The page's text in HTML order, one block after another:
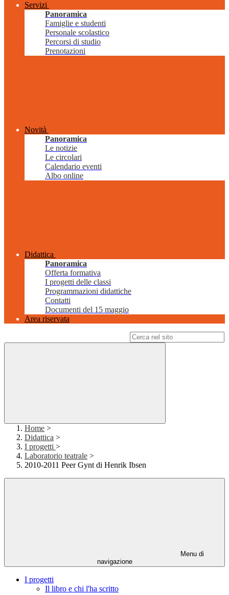
Servizi
Panoramica
Famiglie e studenti
Personale scolastico
Percorsi di studio
Prenotazioni
Novità
Panoramica
Le notizie
Le circolari
Calendario eventi
Albo online
Didattica
Panoramica
Offerta formativa
I progetti delle classi
Programmazioni didattiche
Contatti
Documenti del 15 maggio
Area riservata
Home >
Didattica >
I progetti >
Laboratorio teatrale >
2010-2011 Peer Gynt di Henrik Ibsen
Menu di
navigazione
I progetti
Il libro e chi l'ha scritto